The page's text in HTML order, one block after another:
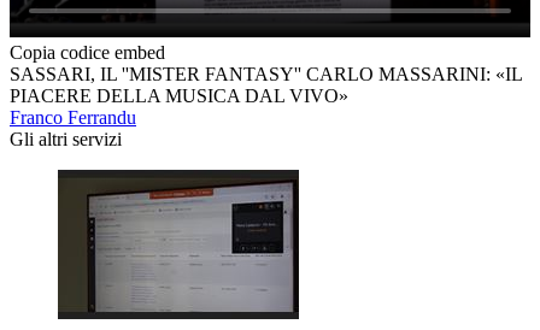
Copia codice embed
SASSARI, IL ''MISTER FANTASY'' CARLO MASSARINI: «IL
PIACERE DELLA MUSICA DAL VIVO»
Franco Ferrandu
Gli altri servizi